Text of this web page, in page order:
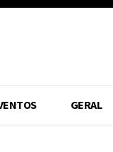
GERAL